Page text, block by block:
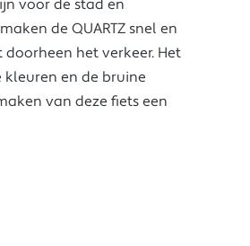
voor de stad en
de QUARTZ snel en
het verkeer. Het
kleuren en de bruine
van deze fiets een